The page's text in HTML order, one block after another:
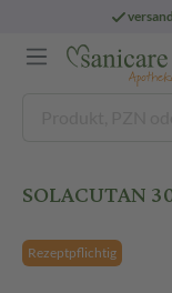
SOLACUTAN
Rezeptpflichtig